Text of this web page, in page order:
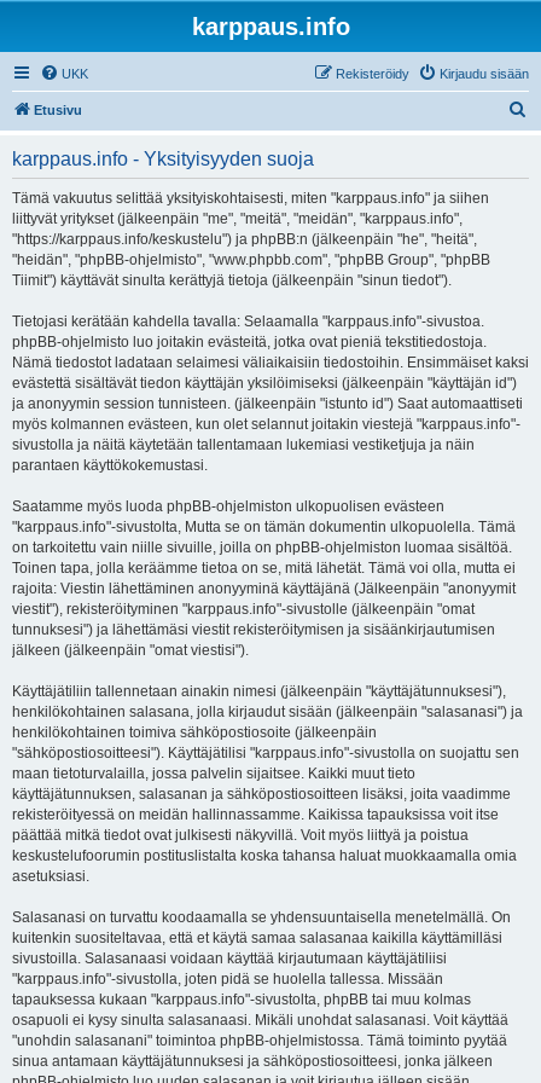
karppaus.info
UKK Kirjaudu sisään
Rekisteröidy
Etusivu
karppaus.info - Yksityisyyden suoja
Tämä vakuutus selittää yksityiskohtaisesti, miten "karppaus.info" ja siihen
liittyvät yritykset (jälkeenpäin "me", "meitä", "meidän", "karppaus.info",
"https://karppaus.info/keskustelu") ja phpBB:n (jälkeenpäin "he", "heitä",
"heidän", "phpBB-ohjelmisto", "www.phpbb.com", "phpBB Group", "phpBB
Tiimit") käyttävät sinulta kerättyjä tietoja (jälkeenpäin "sinun tiedot").
Tietojasi kerätään kahdella tavalla: Selaamalla "karppaus.info"-sivustoa.
phpBB-ohjelmisto luo joitakin evästeitä, jotka ovat pieniä tekstitiedostoja.
Nämä tiedostot ladataan selaimesi väliaikaisiin tiedostoihin. Ensimmäiset kaksi
evästettä sisältävät tiedon käyttäjän yksilöimiseksi (jälkeenpäin "käyttäjän id")
ja anonyymin session tunnisteen. (jälkeenpäin "istunto id") Saat automaattiseti
myös kolmannen evästeen, kun olet selannut joitakin viestejä "karppaus.info"-
sivustolla ja näitä käytetään tallentamaan lukemiasi vestiketjuja ja näin
parantaen käyttökokemustasi.
Saatamme myös luoda phpBB-ohjelmiston ulkopuolisen evästeen
"karppaus.info"-sivustolta, Mutta se on tämän dokumentin ulkopuolella. Tämä
on tarkoitettu vain niille sivuille, joilla on phpBB-ohjelmiston luomaa sisältöä.
Toinen tapa, jolla keräämme tietoa on se, mitä lähetät. Tämä voi olla, mutta ei
rajoita: Viestin lähettäminen anonyyminä käyttäjänä (Jälkeenpäin "anonyymit
viestit"), rekisteröityminen "karppaus.info"-sivustolle (jälkeenpäin "omat
tunnuksesi") ja lähettämäsi viestit rekisteröitymisen ja sisäänkirjautumisen
jälkeen (jälkeenpäin "omat viestisi").
Käyttäjätiliin tallennetaan ainakin nimesi (jälkeenpäin "käyttäjätunnuksesi"),
henkilökohtainen salasana, jolla kirjaudut sisään (jälkeenpäin "salasanasi") ja
henkilökohtainen toimiva sähköpostiosoite (jälkeenpäin
"sähköpostiosoitteesi"). Käyttäjätilisi "karppaus.info"-sivustolla on suojattu sen
maan tietoturvalailla, jossa palvelin sijaitsee. Kaikki muut tieto
käyttäjätunnuksen, salasanan ja sähköpostiosoitteen lisäksi, joita vaadimme
rekisteröityessä on meidän hallinnassamme. Kaikissa tapauksissa voit itse
päättää mitkä tiedot ovat julkisesti näkyvillä. Voit myös liittyä ja poistua
keskustelufoorumin postituslistalta koska tahansa haluat muokkaamalla omia
asetuksiasi.
Salasanasi on turvattu koodaamalla se yhdensuuntaisella menetelmällä. On
kuitenkin suositeltavaa, että et käytä samaa salasanaa kaikilla käyttämilläsi
sivustoilla. Salasanaasi voidaan käyttää kirjautumaan käyttäjätiliisi
"karppaus.info"-sivustolla, joten pidä se huolella tallessa. Missään
tapauksessa kukaan "karppaus.info"-sivustolta, phpBB tai muu kolmas
osapuoli ei kysy sinulta salasanaasi. Mikäli unohdat salasanasi. Voit käyttää
"unohdin salasanani" toimintoa phpBB-ohjelmistossa. Tämä toiminto pyytää
sinua antamaan käyttäjätunnuksesi ja sähköpostiosoitteesi, jonka jälkeen